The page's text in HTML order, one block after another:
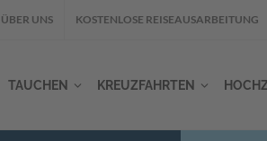
ÜBER UNS KOSTENLOSE REISEAUSARBEITUNG
TAUCHEN KREUZFAHRTEN